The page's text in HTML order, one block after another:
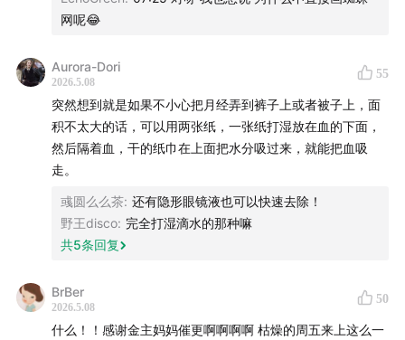
本期和之后会播出的没用小技巧是姊妹篇！很好笑，在无
用小技巧征集时，大家冥思苦想，发现自己的小技巧都太
那么，我们这次就先给大家一些发挥空间。如果你觉得自
网呢😂
Aurora-Dori
2026.5.08
55
突然想到就是如果不小心把月经弄到裤子上或者被子上，面
积不太大的话，可以用两张纸，一张纸打湿放在血的下面，
然后隔着血，干的纸巾在上面把水分吸过来，就能把血吸
走。
彧圆么么茶: 还有隐形眼镜液也可以快速去除！
野王disco: 完全打湿滴水的那种嘛
共5条回复
BrBer
2026.5.08
50
什么！！感谢金主妈妈催更啊啊啊啊 枯燥的周五来上这么一